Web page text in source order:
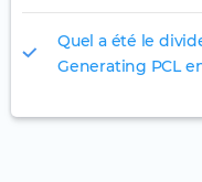
Quel a été le
Generating PCL